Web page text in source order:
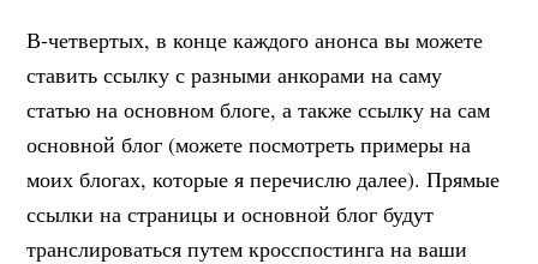
В-четвертых, в конце каждого анонса вы можете
ставить ссылку с разными анкорами на саму
статью на основном блоге, а также ссылку на сам
основной блог (можете посмотреть примеры на
моих блогах, которые я перечислю далее). Прямые
ссылки на страницы и основной блог будут
транслироваться путем кросспостинга на ваши